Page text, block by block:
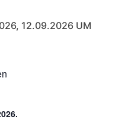
12.09.2026 UM